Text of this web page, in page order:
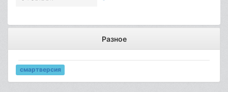
Разное
смартверсия